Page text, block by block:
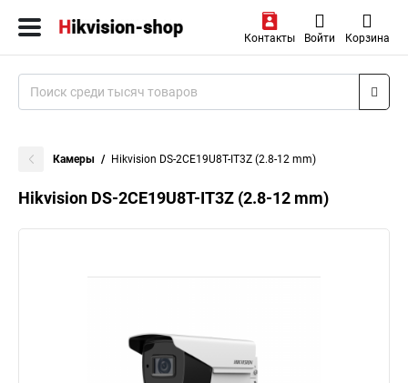
Контакты Войти Корзина
Камеры Hikvision DS-2CE19U8T-IT3Z (2.8-12 mm)
Hikvision DS-2CE19U8T-IT3Z (2.8-12 mm)